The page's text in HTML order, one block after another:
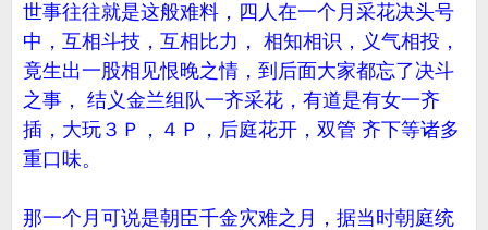
世事往往就是这般难料，四人在一个月采花决头号
中，互相斗技，互相比力， 相知相识，义气相投，
竟生出一股相见恨晚之情，到后面大家都忘了决斗
之事， 结义金兰组队一齐采花，有道是有女一齐
插，大玩３Ｐ，４Ｐ，后庭花开，双管 齐下等诸多
重口味。
那一个月可说是朝臣千金灾难之月，据当时朝庭统